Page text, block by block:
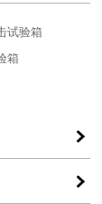
试验箱
箱